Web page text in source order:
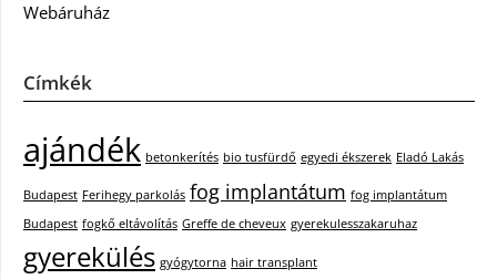
Webáruház
Címkék
ajándék betonkerítés bio tusfürdő egyedi ékszerek Eladó Lakás
Budapest Ferihegy parkolás fog implantátum fog implantátum
Budapest fogkő eltávolítás Greffe de cheveux gyerekulesszakaruhaz
gyerekülés gyógytorna hair transplant